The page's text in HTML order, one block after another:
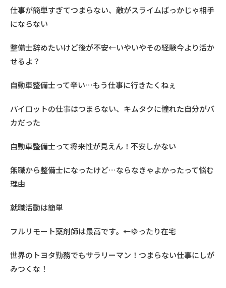
仕事が簡単すぎてつまらない、敵がスライムばっかじゃ相手
にならない
整備士辞めたいけど後が不安←いやいやその経験今より活か
せるよ？
自動車整備士って辛い…もう仕事に行きたくねぇ
パイロットの仕事はつまらない、キムタクに憧れた自分がバ
カだった
自動車整備士って将来性が見えん！不安しかない
無職から整備士になったけど…ならなきゃよかったって悩む
理由
就職活動は簡単
フルリモート薬剤師は最高です。←ゆったり在宅
世界のトヨタ勤務でもサラリーマン！つまらない仕事にしが
みつくな！